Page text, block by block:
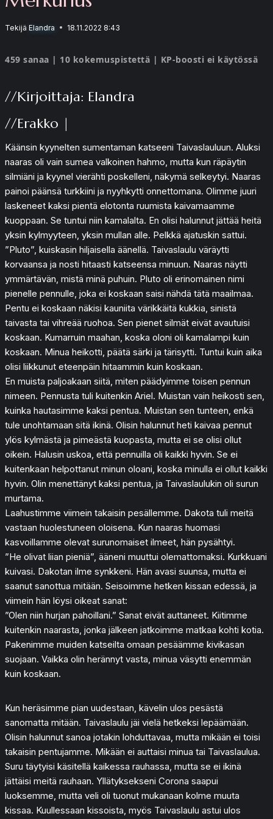
Tekijä Elandra 18.11.2022 8:43
459 sanaa | 10 kokemuspistettä | KP-boosti ei käytössä
//Kirjoittaja: Elandra
//Erakko |
Käänsin kyynelten sumentaman katseeni Taivaslauluun. Aluksi
naaras oli vain sumea valkoinen hahmo, mutta kun räpäytin
silmiäni ja kyynel vierähti poskelleni, näkymä selkeytyi. Naaras
painoi päänsä turkkiini ja nyyhkytti onnettomana. Olimme juuri
laskeneet kaksi pientä elotonta ruumista kaivamaamme
kuoppaan. Se tuntui niin kamalalta. En olisi halunnut jättää heitä
yksin kylmyyteen, yksin mullan alle. Pelkkä ajatuskin sattui.
”Pluto”, kuiskasin hiljaisella äänellä. Taivaslaulu väräytti
korvaansa ja nosti hitaasti katseensa minuun. Naaras näytti
ymmärtävän, mistä minä puhuin. Pluto oli erinomainen nimi
pienelle pennulle, joka ei koskaan saisi nähdä tätä maailmaa.
Pentu ei koskaan näkisi kauniita värikkäitä kukkia, sinistä
taivasta tai vihreää ruohoa. Sen pienet silmät eivät avautuisi
koskaan. Kumarruin maahan, koska oloni oli kamalampi kuin
koskaan. Minua heikotti, päätä särki ja tärisytti. Tuntui kuin aika
olisi liikkunut eteenpäin hitaammin kuin koskaan.
En muista paljoakaan siitä, miten päädyimme toisen pennun
nimeen. Pennusta tuli kuitenkin Ariel. Muistan vain heikosti sen,
kuinka hautasimme kaksi pentua. Muistan sen tunteen, enkä
tule unohtamaan sitä ikinä. Olisin halunnut heti kaivaa pennut
ylös kylmästä ja pimeästä kuopasta, mutta ei se olisi ollut
oikein. Halusin uskoa, että pennuilla oli kaikki hyvin. Se ei
kuitenkaan helpottanut minun oloani, koska minulla ei ollut kaikki
hyvin. Olin menettänyt kaksi pentua, ja Taivaslaulukin oli surun
murtama.
Laahustimme viimein takaisin pesällemme. Dakota tuli meitä
vastaan huolestuneen oloisena. Kun naaras huomasi
kasvoillamme olevat surunomaiset ilmeet, hän pysähtyi.
”He olivat liian pieniä”, ääneni muuttui olemattomaksi. Kurkkuani
kuivasi. Dakotan ilme synkkeni. Hän avasi suunsa, mutta ei
saanut sanottua mitään. Seisoimme hetken kissan edessä, ja
viimein hän löysi oikeat sanat:
”Olen niin hurjan pahoillani.” Sanat eivät auttaneet. Kiitimme
kuitenkin naarasta, jonka jälkeen jatkoimme matkaa kohti kotia.
Pakenimme muiden katseilta omaan pesäämme kivikasan
suojaan. Vaikka olin herännyt vasta, minua väsytti enemmän
kuin koskaan.
Kun heräsimme pian uudestaan, kävelin ulos pesästä
sanomatta mitään. Taivaslaulu jäi vielä hetkeksi lepäämään.
Olisin halunnut sanoa jotakin lohduttavaa, mutta mikään ei toisi
takaisin pentujamme. Mikään ei auttaisi minua tai Taivaslaulua.
Suru täytyisi käsitellä kaikessa rauhassa, mutta se ei ikinä
jättäisi meitä rauhaan. Yllätyksekseni Corona saapui
luoksemme, mutta veli oli tuonut mukanaan kolme muuta
kissaa. Kuullessaan kissoista, myös Taivaslaulu astui ulos